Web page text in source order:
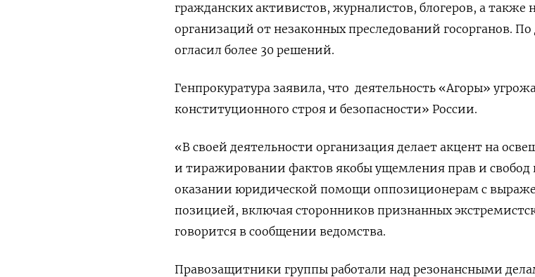
гражданских активистов, журналистов, блогеров, а также
организаций от незаконных преследований госорганов.
огласил более 30 решений.
Генпрокуратура заявила, что деятельность «Агоры»
конституционного строя и безопасности» России.
«В своей деятельности организация делает акцент на
и тиражировании фактов якобы ущемления прав и свобод
оказании юридической помощи оппозиционерам с
позицией, включая сторонников признанных
говорится в сообщении ведомства.
Правозащитники группы работали над резонансными